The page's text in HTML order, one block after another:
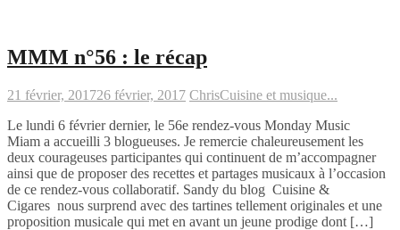
MMM n°56 : le récap
21 février, 201726 février, 2017 ChrisCuisine et musique...
Le lundi 6 février dernier, le 56e rendez-vous Monday Music
Miam a accueilli 3 blogueuses. Je remercie chaleureusement les
deux courageuses participantes qui continuent de m’accompagner
ainsi que de proposer des recettes et partages musicaux à l’occasion
de ce rendez-vous collaboratif. Sandy du blog Cuisine &
Cigares nous surprend avec des tartines tellement originales et une
proposition musicale qui met en avant un jeune prodige dont […]